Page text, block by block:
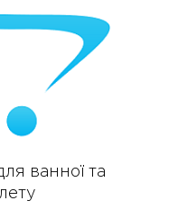
ванної та